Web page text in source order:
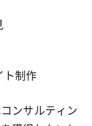
ト制作
ンサルティン